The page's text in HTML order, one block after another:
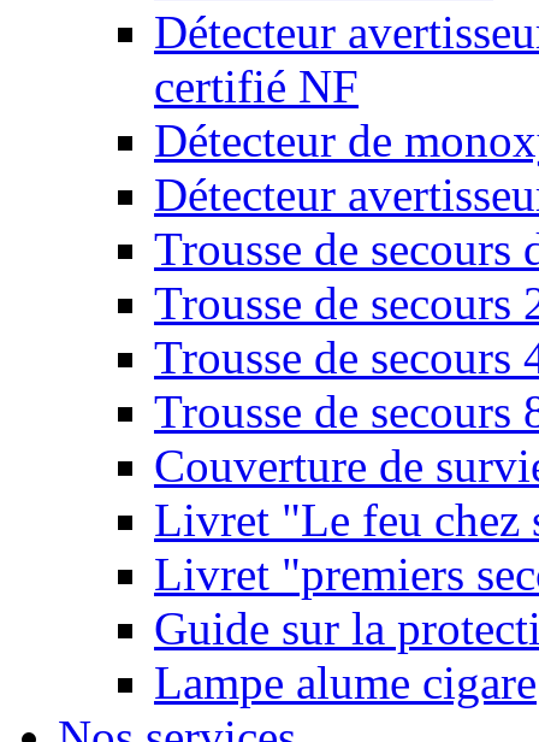
Détecteur
certifié NF
Détecteur de
Détecteur
Trousse de secours
Trousse de secours
Trousse de secours
Trousse de secours
Couverture de
Livret "Le feu chez
Livret "premiers
Guide sur la
Lampe alume cigare